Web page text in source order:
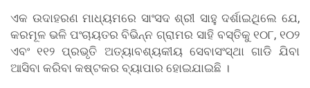
ଏକ ଉଦାହରଣ ମାଧ୍ୟମରେ ସାଂସଦ ଶ୍ରୀ ସାହୁ ଦର୍ଶାଇଥିଲେ ଯେ,
କରମୂଳ ଭଳି ପଂଚାୟତର ବିଭିନ୍ନ ଗ୍ରାମର ସାହି ବସ୍ତିକୁ ୧୦୮, ୧୦୨
ଏବଂ ୧୧୨ ପ୍ରଭୃତି ଅତ୍ୟାବଶ୍ୟକୀୟ ସେବାସଂସ୍ଥା ଗାଡି ଯିବା
ଆସିବା କରିବା କଷ୍ଟକର ବ୍ୟାପାର ହୋଇଯାଇଛି ।